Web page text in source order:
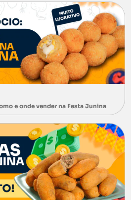
e onde vender na Festa Junina